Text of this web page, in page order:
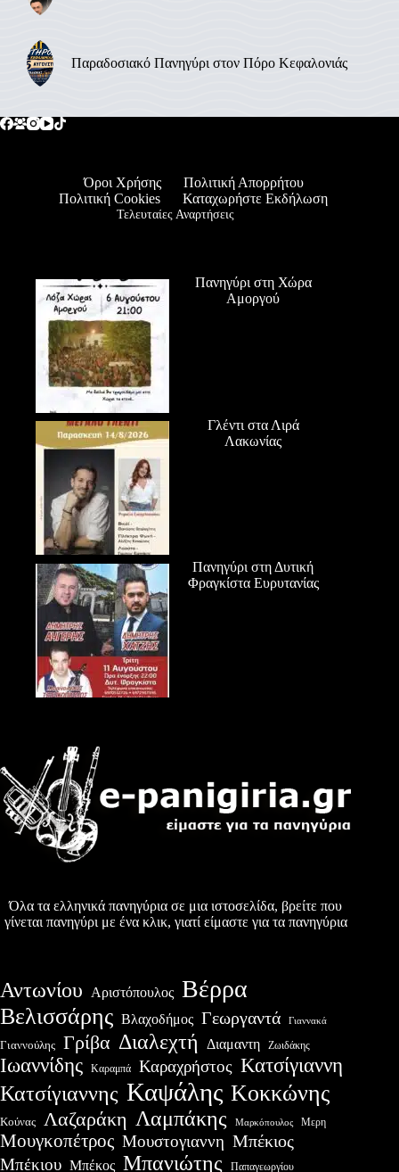
Παραδοσιακό Πανηγύρι στον Πόρο Κεφαλονιάς
Όροι Χρήσης
Πολιτική Απορρήτου
Πολιτική Cookies
Καταχωρήστε Εκδήλωση
Τελευταίες Αναρτήσεις
Πανηγύρι στη Χώρα
Αμοργού
Γλέντι στα Λιρά
Λακωνίας
Πανηγύρι στη Δυτική
Φραγκίστα Ευρυτανίας
Όλα τα ελληνικά πανηγύρια σε μια ιστοσελίδα, βρείτε που
γίνεται πανηγύρι με ένα κλικ, γιατί είμαστε για τα πανηγύρια
Αντωνίου Αριστόπουλος Βέρρα
Βελισσάρης Βλαχοδήμος Γεωργαντά Γιαννακά
Γιαννούλης Γρίβα Διαλεχτή Διαμαντη Ζωιδάκης
Ιωαννίδης Καραμπά Καραχρήστος Κατσίγιαννη
Κατσίγιαννης Καψάλης Κοκκώνης
Κούνας Λαζαράκη Λαμπάκης Μαρκόπουλος Μερη
Μουγκοπέτρος Μουστογιαννη Μπέκιος
Μπέκιου Μπέκος Μπανιώτης Παπαγεωργίου